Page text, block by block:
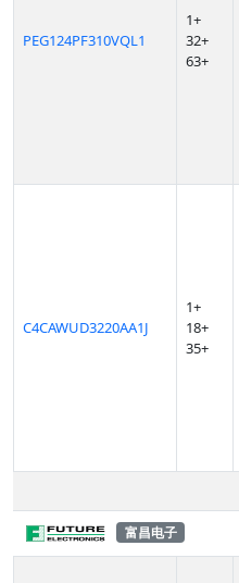
PEG124PF310VQL1
1+
32+
63+
C4CAWUD3220AA1J
1+
18+
35+
富昌电子